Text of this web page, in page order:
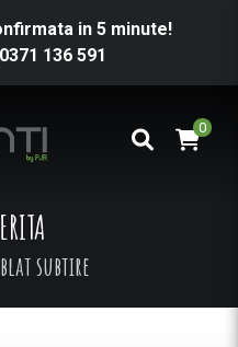
in 5 minute!
0371 136 591
0
blat subtire